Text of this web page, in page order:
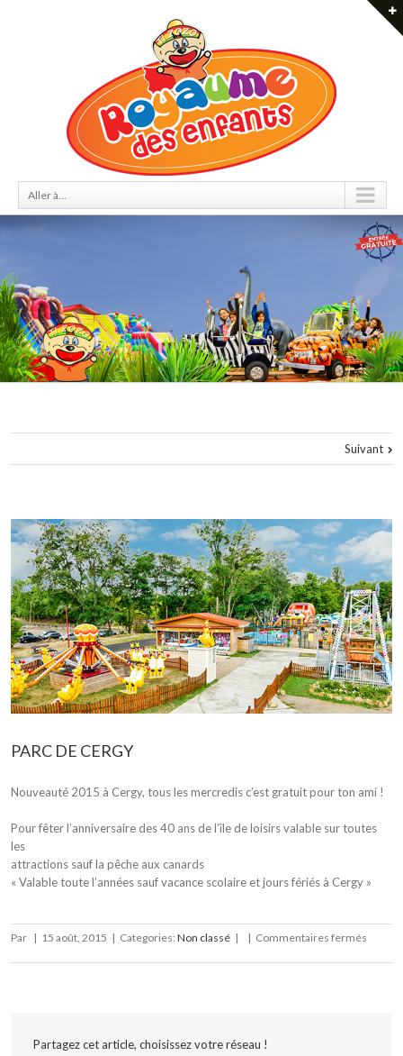
Aller à...
Suivant
PARC DE CERGY
Nouveauté 2015 à Cergy, tous les mercredis c’est gratuit pour ton ami !
Pour fêter l’anniversaire des 40 ans de l’île de loisirs valable sur toutes
les
attractions sauf la pêche aux canards
« Valable toute l’années sauf vacance scolaire et jours fériés à Cergy »
Par | 15 août, 2015 | Categories: Non classé | | Commentaires fermés
Partagez cet article, choisissez votre réseau !